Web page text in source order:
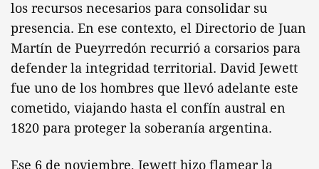
los recursos necesarios para consolidar su
presencia. En ese contexto, el Directorio de Juan
Martín de Pueyrredón recurrió a corsarios para
defender la integridad territorial. David Jewett
fue uno de los hombres que llevó adelante este
cometido, viajando hasta el confín austral en
1820 para proteger la soberanía argentina.
Ese 6 de noviembre, Jewett hizo flamear la